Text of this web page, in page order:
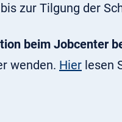
bis zur Tilgung der
beim Jobcenter
wenden. Hier lesen